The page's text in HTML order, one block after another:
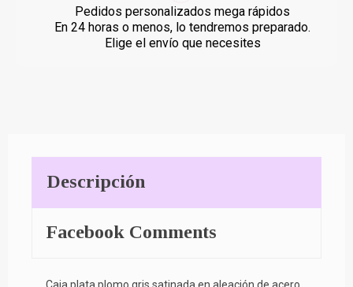
Pedidos personalizados mega rápidos
En 24 horas o menos, lo tendremos preparado.
Elige el envío que necesites
Descripción
Facebook Comments